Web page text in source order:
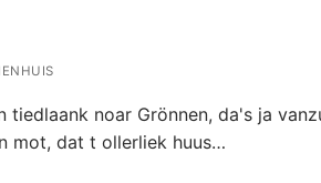
tiedlaank noar Grönnen, da's ja
mot, dat t ollerliek huus…